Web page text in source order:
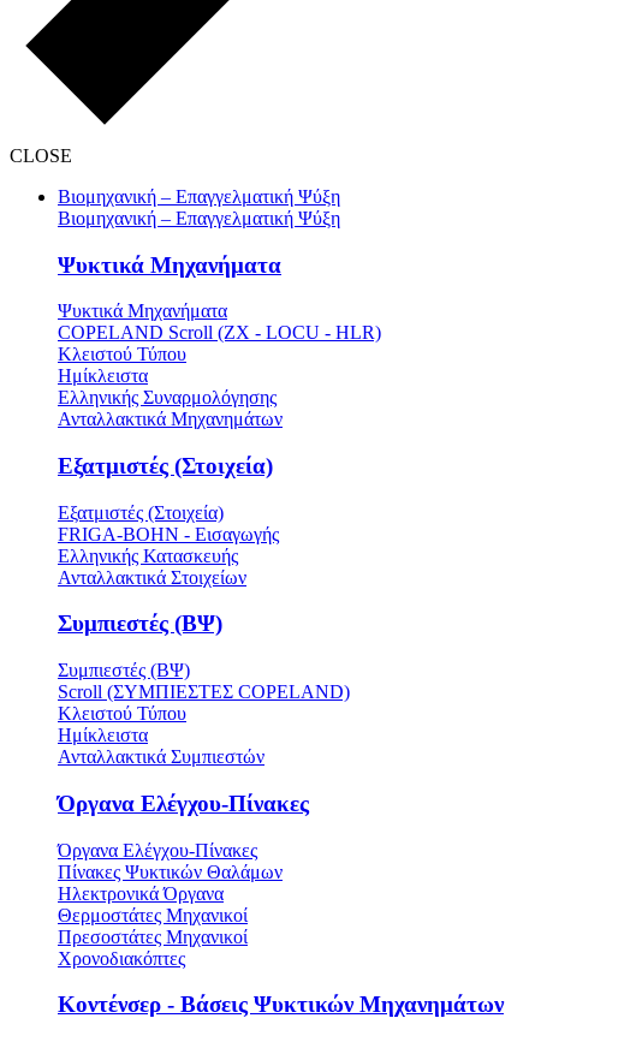
CLOSE
Βιομηχανική – Επαγγελματική Ψύξη
Βιομηχανική – Επαγγελματική Ψύξη
Ψυκτικά Μηχανήματα
Ψυκτικά Μηχανήματα
COPELAND Scroll (ZX - LOCU - HLR)
Κλειστού Τύπου
Ημίκλειστα
Ελληνικής Συναρμολόγησης
Ανταλλακτικά Μηχανημάτων
Εξατμιστές (Στοιχεία)
Εξατμιστές (Στοιχεία)
FRIGA-BOHN - Εισαγωγής
Ελληνικής Κατασκευής
Ανταλλακτικά Στοιχείων
Συμπιεστές (ΒΨ)
Συμπιεστές (ΒΨ)
Scroll (ΣΥΜΠΙΕΣΤΕΣ COPELAND)
Κλειστού Τύπου
Ημίκλειστα
Ανταλλακτικά Συμπιεστών
Όργανα Ελέγχου-Πίνακες
Όργανα Ελέγχου-Πίνακες
Πίνακες Ψυκτικών Θαλάμων
Ηλεκτρονικά Όργανα
Θερμοστάτες Μηχανικοί
Πρεσοστάτες Μηχανικοί
Χρονοδιακόπτες
Κοντένσερ - Βάσεις Ψυκτικών Μηχανημάτων